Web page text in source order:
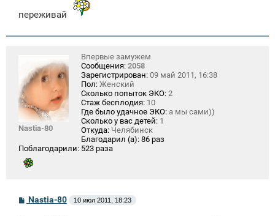
переживай
Nastia-80
Впервые замужем
Сообщения: 2058
Зарегистрирован: 09 май 2011, 16:38
Пол: Женский
Сколько попыток ЭКО: 2
Стаж бесплодия: 10
Где было удачное ЭКО: а мы сами))
Сколько у вас детей: 1
Откуда: Челябинск
Благодарил (а): 86 раз
Поблагодарили: 523 раза
СNastia-80 10 июл 2011, 18:23